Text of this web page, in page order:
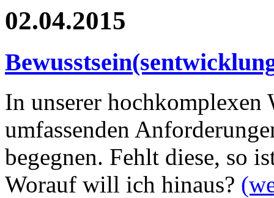
02.04.2015
In unserer
umfassenden
begegnen. Fehlt diese, so
Worauf will ich hinaus?